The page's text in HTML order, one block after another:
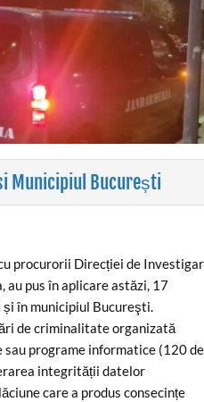
Municipiul București
procurorii Direcției de
pus în aplicare astăzi, 17
în municipiul Bucureşti.
de criminalitate organizată
programe informatice (120 de
integrității datelor
care a produs consecințe